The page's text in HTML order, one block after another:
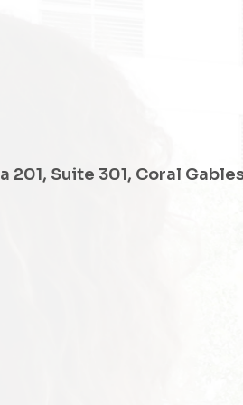
201, Suite 301, Coral